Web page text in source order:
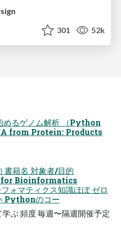
301 52k
めるゲノム解析 （Python
from Protein: Products
書籍名 対象者/目的
Bioinformatics
ォマティクス知識ほぼ ゼロ
Pythonのコー
ぶ 頻度 毎週〜隔週開催予定